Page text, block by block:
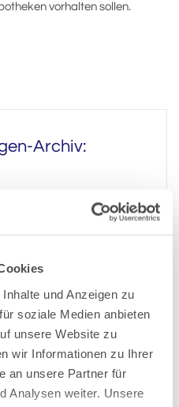
und Anzeigen zu
soziale Medien anbieten
unsere Website zu
wir Informationen zu Ihrer
an unsere Partner für
Analysen weiter. Unsere
vorhalten sollen.
Archiv: